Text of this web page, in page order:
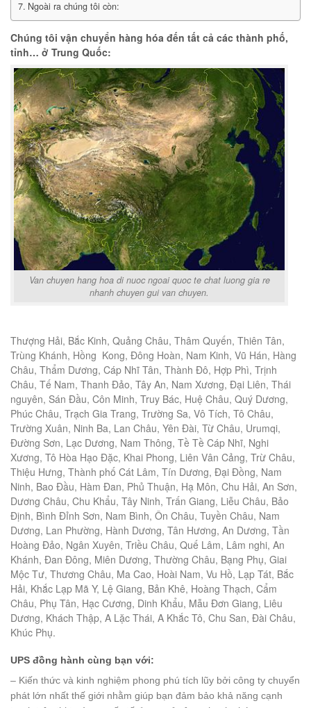
Ngoài ra chúng tôi còn:
Chúng tôi vận chuyển hàng hóa đến tất cả các thành phố,
tỉnh… ở Trung Quốc:
Van chuyen hang hoa di nuoc ngoai quoc te chat luong gia re
nhanh chuyen gui van chuyen.
Thượng Hải, Bắc Kinh, Quảng Châu, Thâm Quyến, Thiên Tân,
Trùng Khánh, Hồng Kong, Đông Hoàn, Nam Kinh, Vũ Hán, Hàng
Châu, Thẩm Dương, Cáp Nhĩ Tân, Thành Đô, Hợp Phì, Trịnh
Châu, Tế Nam, Thanh Đảo, Tây An, Nam Xương, Đại Liên, Thái
nguyên, Sán Đầu, Côn Minh, Truy Bác, Huệ Châu, Quý Dương,
Phúc Châu, Trạch Gia Trang, Trường Sa, Vô Tích, Tô Châu,
Trường Xuân, Ninh Ba, Lan Châu, Yên Đài, Từ Châu, Urumqi,
Đường Sơn, Lạc Dương, Nam Thông, Tề Tề Cáp Nhĩ, Nghi
Xương, Tô Hòa Hạo Đặc, Khai Phong, Liên Vân Cảng, Trừ Châu,
Thiệu Hưng, Thành phố Cát Lâm, Tín Dương, Đại Đồng, Nam
Ninh, Bao Đầu, Hàm Đan, Phủ Thuận, Hạ Môn, Chu Hải, An Sơn,
Dương Châu, Chu Khẩu, Tây Ninh, Trấn Giang, Liễu Châu, Bảo
Định, Bình Đỉnh Sơn, Nam Bình, Ôn Châu, Tuyền Châu, Nam
Dương, Lan Phường, Hành Dương, Tân Hương, An Dương, Tần
Hoàng Đảo, Ngân Xuyên, Triều Châu, Quế Lâm, Lâm nghi, An
Khánh, Đan Đông, Miên Dương, Thường Châu, Bạng Phụ, Giai
Mộc Tư, Thương Châu, Ma Cao, Hoài Nam, Vu Hồ, Lạp Tát, Bắc
Hải, Khắc Lạp Mã Y, Lệ Giang, Bản Khê, Hoàng Thạch, Cẩm
Châu, Phụ Tân, Hạc Cương, Dinh Khẩu, Mẫu Đơn Giang, Liêu
Dương, Khách Thập, A Lặc Thái, A Khắc Tô, Chu San, Đài Châu,
Khúc Phụ.
UPS đồng hành cùng bạn với:
– Kiến thức và kinh nghiệm phong phú tích lũy bởi công ty chuyển
phát lớn nhất thế giới nhằm giúp bạn đảm bảo khả năng cạnh